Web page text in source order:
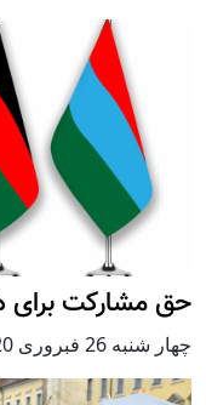
حق مشارکت برای
چهار شنبه 26 فبروری 2020